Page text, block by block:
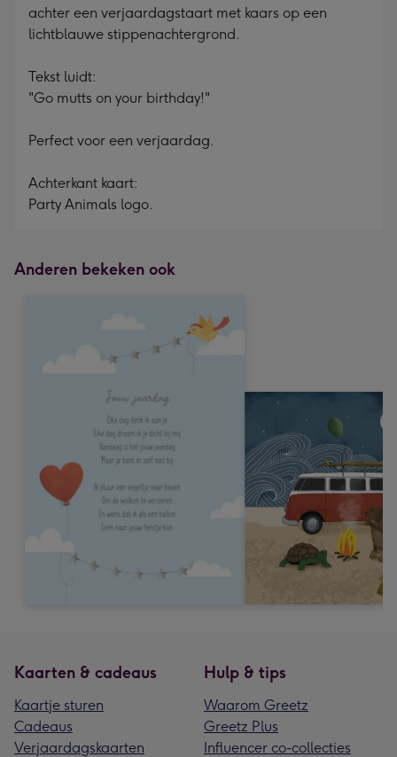
achter een verjaardagstaart met kaars op een
lichtblauwe stippenachtergrond.
Tekst luidt:
"Go mutts on your birthday!"
Perfect voor een verjaardag.
Achterkant kaart:
Party Animals logo.
Anderen bekeken ook
Kaarten & cadeaus
Kaartje sturen
Cadeaus
Verjaardagskaarten
Hulp & tips
Waarom Greetz
Greetz Plus
Influencer co-collecties